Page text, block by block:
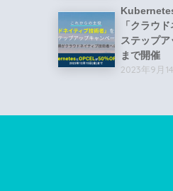
「クラウ
ステップ
まで開催
2023年9月